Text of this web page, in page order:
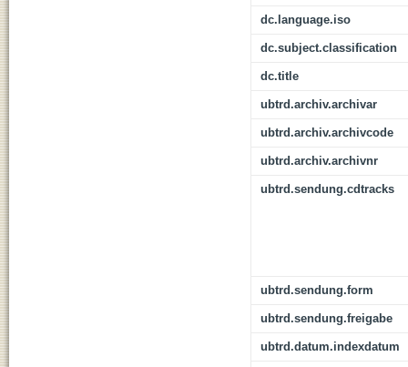
dc.language.iso
dc.subject.classification
dc.title
ubtrd.archiv.archivar
ubtrd.archiv.archivcode
ubtrd.archiv.archivnr
ubtrd.sendung.cdtracks
ubtrd.sendung.form
ubtrd.sendung.freigabe
ubtrd.datum.indexdatum